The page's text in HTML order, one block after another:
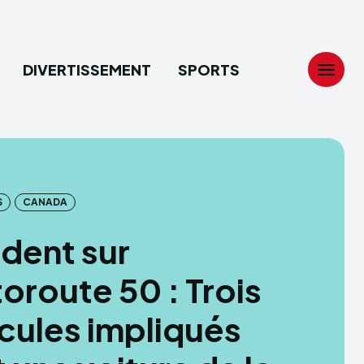
DIVERTISSEMENT SPORTS
CANADA
sur
50 : Trois
impliqués